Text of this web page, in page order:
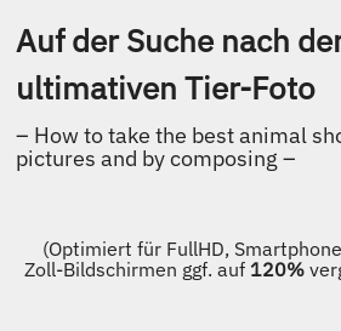
Auf der Suche nach
ultimativen Tier-Foto
– How to take the best animal
pictures and by composing –
(Optimiert für FullHD,
Zoll-Bildschirmen ggf. auf 120%